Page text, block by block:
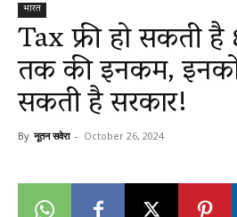
नूतन
सवेरा
भारत
Tax फ्री हो सकती
तक की इनकम,
सकती है सरकार!
By नूतन सवेरा - October 26, 2024